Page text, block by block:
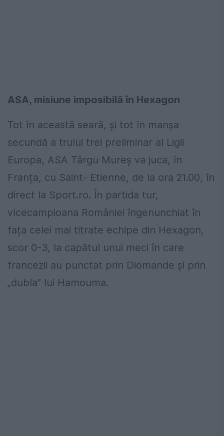
ASA, misiune imposibilă în Hexagon
Tot în această seară, și tot în manșa
secundă a trului trei preliminar al Ligii
Europa, ASA Târgu Mureș va juca, în
Franța, cu Saint- Etienne, de la ora 21.00, în
direct la Sport.ro. În partida tur,
vicecampioana României îngenunchiat în
fața celei mai titrate echipe din Hexagon,
scor 0-3, la capătul unui meci în care
francezii au punctat prin Diomande și prin
„dubla” lui Hamouma.